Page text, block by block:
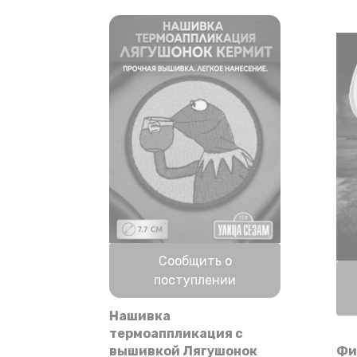
Нет в наличии
Сообщить о
поступлении
Нашивка
термоаппликация с
вышивкой Лягушонок